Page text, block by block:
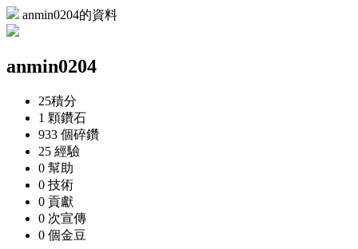
anmin0204的資料
anmin0204
25積分
1 顆鑽石
933 個碎鑽
25 經驗
0 幫助
0 技術
0 貢獻
0 次宣傳
0 個金豆